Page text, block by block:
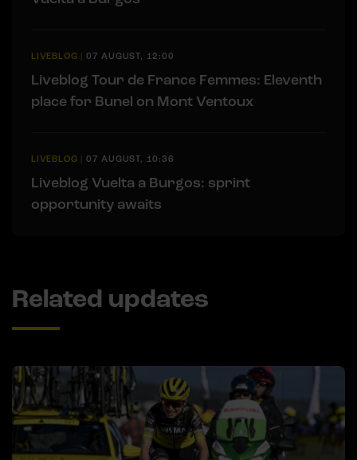
LIVEBLOG | 07 AUGUST, 12:00
Liveblog Tour de France Femmes: Eleventh
place for Bunel on Mont Ventoux
LIVEBLOG | 07 AUGUST, 10:36
Liveblog Vuelta a Burgos: sprint
opportunity awaits
Related updates